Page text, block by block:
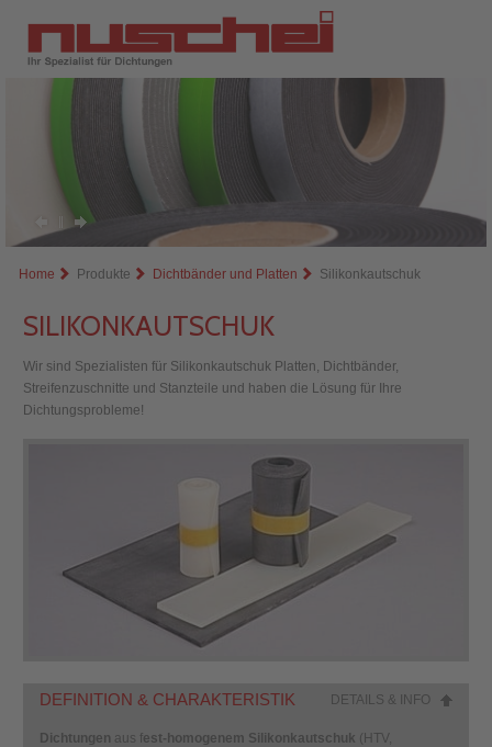
Home Produkte Dichtbänder und Platten Silikonkautschuk
SILIKONKAUTSCHUK
Wir sind Spezialisten für Silikonkautschuk Platten, Dichtbänder,
Streifenzuschnitte und Stanzteile und haben die Lösung für Ihre
Dichtungsprobleme!
DEFINITION & CHARAKTERISTIK DETAILS & INFO
Dichtungen aus fest-homogenem Silikonkautschuk (HTV,